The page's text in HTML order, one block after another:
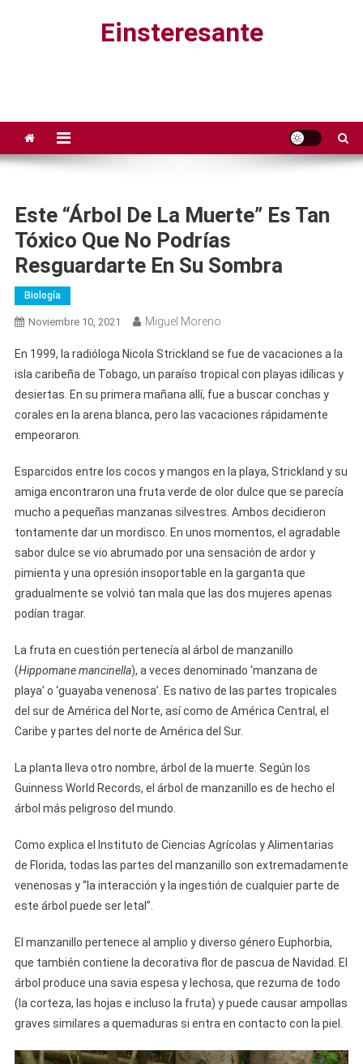
Einsteresante
Este “árbol De La Muerte” Es Tan
Tóxico Que No Podrías
Resguardarte En Su Sombra
Biología
Noviembre 10, 2021 Miguel Moreno
En 1999, la radióloga Nicola Strickland se fue de vacaciones a la
isla caribeña de Tobago, un paraíso tropical con playas idílicas y
desiertas. En su primera mañana allí, fue a buscar conchas y
corales en la arena blanca, pero las vacaciones rápidamente
empeoraron.
Esparcidos entre los cocos y mangos en la playa, Strickland y su
amiga encontraron una fruta verde de olor dulce que se parecía
mucho a pequeñas manzanas silvestres. Ambos decidieron
tontamente dar un mordisco. En unos momentos, el agradable
sabor dulce se vio abrumado por una sensación de ardor y
pimienta y una opresión insoportable en la garganta que
gradualmente se volvió tan mala que las dos mujeres apenas
podían tragar.
La fruta en cuestión pertenecía al árbol de manzanillo
(Hippomane mancinella), a veces denominado ‘manzana de
playa’ o ‘guayaba venenosa’. Es nativo de las partes tropicales
del sur de América del Norte, así como de América Central, el
Caribe y partes del norte de América del Sur.
La planta lleva otro nombre, árbol de la muerte. Según los
Guinness World Records, el árbol de manzanillo es de hecho el
árbol más peligroso del mundo.
Como explica el Instituto de Ciencias Agrícolas y Alimentarias
de Florida, todas las partes del manzanillo son extremadamente
venenosas y “la interacción y la ingestión de cualquier parte de
este árbol puede ser letal”.
El manzanillo pertenece al amplio y diverso género Euphorbia,
que también contiene la decorativa flor de pascua de Navidad. El
árbol produce una savia espesa y lechosa, que rezuma de todo
(la corteza, las hojas e incluso la fruta) y puede causar ampollas
graves similares a quemaduras si entra en contacto con la piel.